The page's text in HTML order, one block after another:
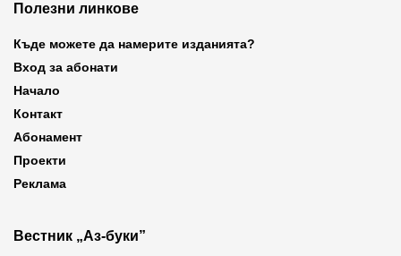
Полезни линкове
Къде можете да намерите изданията?
Вход за абонати
Начало
Контакт
Абонамент
Проекти
Реклама
Вестник „Аз-буки”